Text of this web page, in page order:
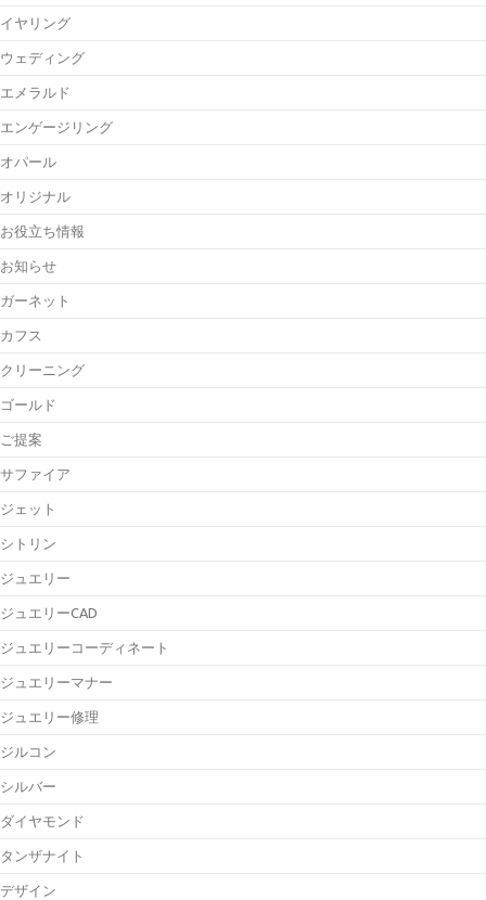
イヤリング
ウェディング
エメラルド
エンゲージリング
オパール
オリジナル
お役立ち情報
お知らせ
ガーネット
カフス
クリーニング
ゴールド
ご提案
サファイア
ジェット
シトリン
ジュエリー
ジュエリーCAD
ジュエリーコーディネート
ジュエリーマナー
ジュエリー修理
ジルコン
シルバー
ダイヤモンド
タンザナイト
デザイン